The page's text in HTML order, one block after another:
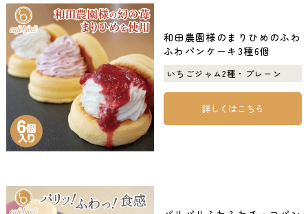
和田農園様のまりひめのふわ
ふわパンケーキ3種6個
いちごジャム2種・プレーン
詳しくはこちら